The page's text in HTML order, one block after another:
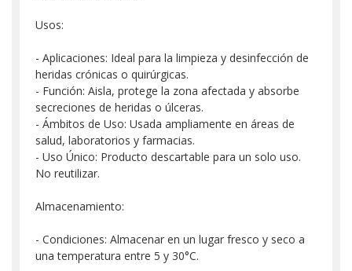
Usos:
- Aplicaciones: Ideal para la limpieza y desinfección de
heridas crónicas o quirúrgicas.
- Función: Aisla, protege la zona afectada y absorbe
secreciones de heridas o úlceras.
- Ámbitos de Uso: Usada ampliamente en áreas de
salud, laboratorios y farmacias.
- Uso Único: Producto descartable para un solo uso.
No reutilizar.
Almacenamiento:
- Condiciones: Almacenar en un lugar fresco y seco a
una temperatura entre 5 y 30°C.